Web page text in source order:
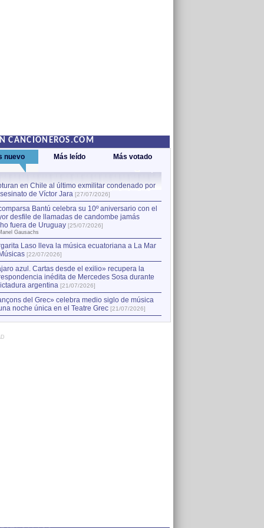
CANCIONEROS.COM
nuevo Más leído Más votado
en Chile al último exmilitar condenado por
de Víctor Jara [27/07/2026]
Bantú celebra su 10º aniversario con el
desfile de llamadas de candombe jamás
fuera de Uruguay [25/07/2026]
Gausachs
Laso lleva la música ecuatoriana a La Mar
[22/07/2026]
azul. Cartas desde el exilio» recupera la
inédita de Mercedes Sosa durante
argentina [21/07/2026]
del Grec» celebra medio siglo de música
noche única en el Teatre Grec [21/07/2026]